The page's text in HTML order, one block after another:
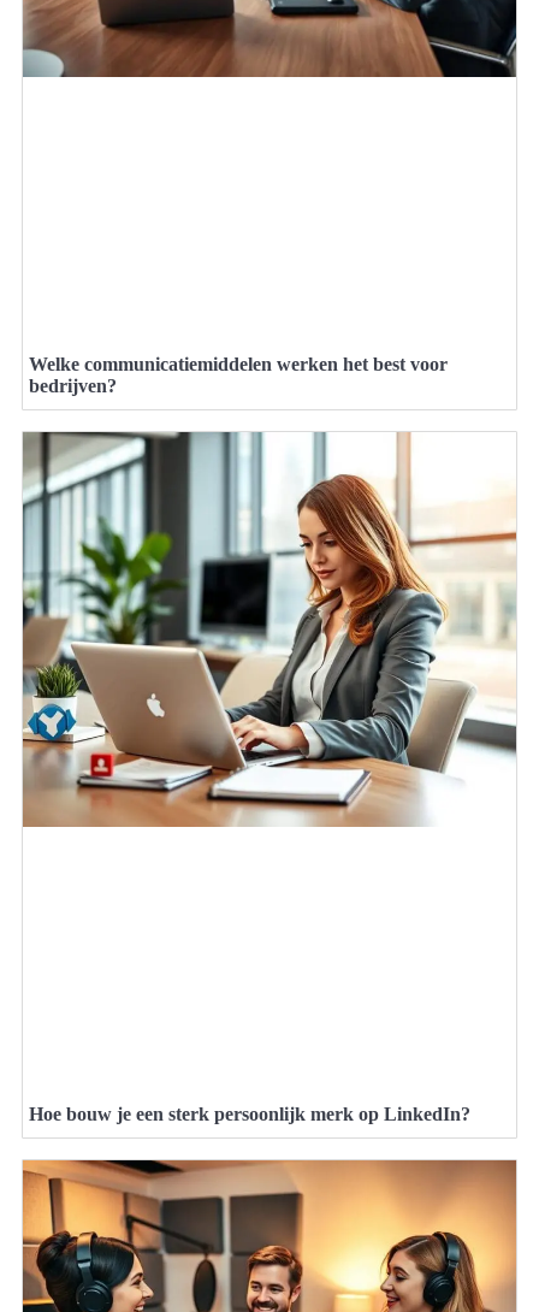
Welke communicatiemiddelen werken het best voor
bedrijven?
Hoe bouw je een sterk persoonlijk merk op LinkedIn?